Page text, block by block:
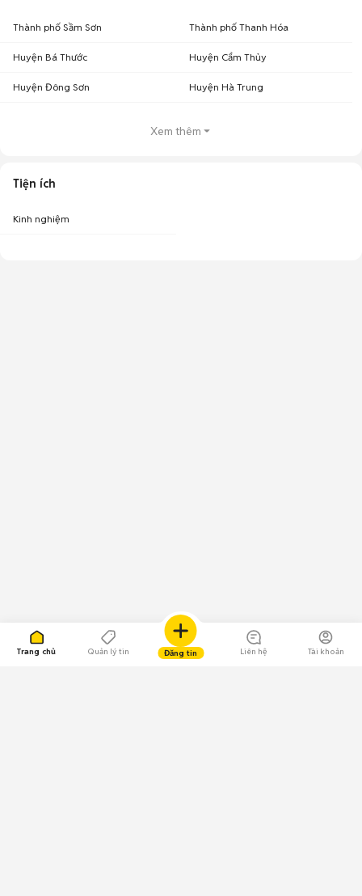
Trang chủ Quản lý tin Đăng tin Liên hệ Tài khoản
Thành phố Sầm Sơn Thành phố Thanh Hóa
Huyện Bá Thước Huyện Cẩm Thủy
Huyện Đông Sơn Huyện Hà Trung
Xem thêm
Tiện ích
Kinh nghiệm